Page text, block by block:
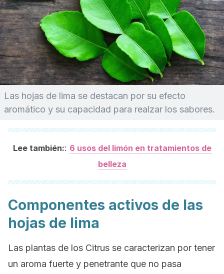
Las hojas de lima se destacan por su efecto
aromático y su capacidad para realzar los sabores.
Lee también:: 6 usos del limón en tratamientos de
belleza
Componentes activos de las
hojas de lima
Las plantas de los Citrus se caracterizan por tener
un aroma fuerte y penetrante que no pasa